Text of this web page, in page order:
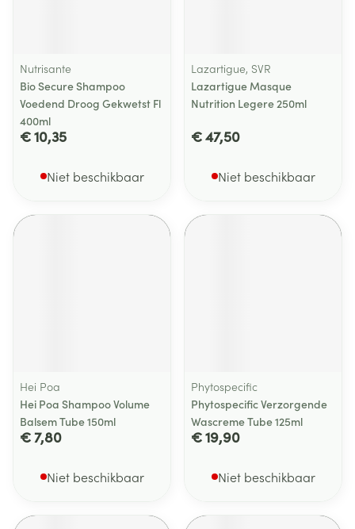
Nutrisante
Bio Secure Shampoo
Voedend Droog Gekwetst Fl
400ml
€ 10,35
Niet beschikbaar
Lazartigue, SVR
Lazartigue Masque
Nutrition Legere 250ml
€ 47,50
Niet beschikbaar
Hei Poa
Hei Poa Shampoo Volume
Balsem Tube 150ml
€ 7,80
Niet beschikbaar
Phytospecific
Phytospecific Verzorgende
Wascreme Tube 125ml
€ 19,90
Niet beschikbaar